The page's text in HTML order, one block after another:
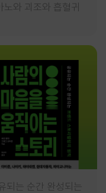
노와 괴조와 흡혈귀
되는 순간 완성되는